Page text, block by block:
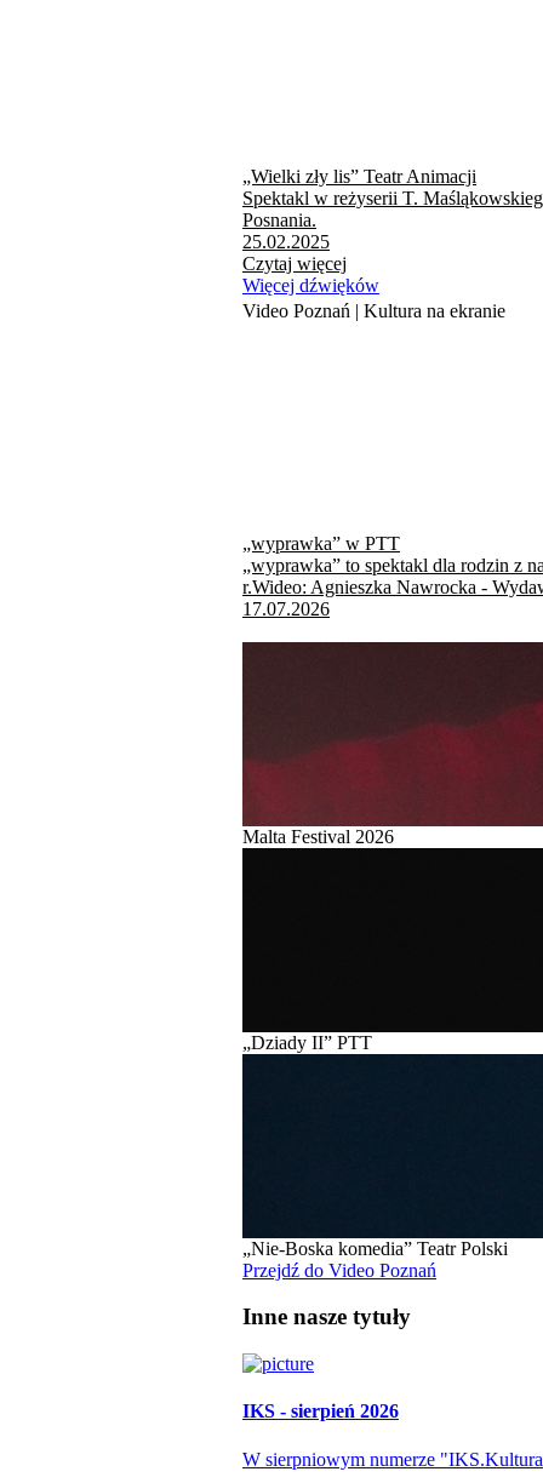
„Wielki zły lis” Teatr Animacji
Spektakl w reżyserii T.
Posnania.
25.02.2025
Czytaj więcej
Więcej dźwięków
Video Poznań | Kultura na ekranie
„wyprawka” w PTT
„wyprawka” to spektakl dla rodzin z
r.Wideo: Agnieszka Nawrocka -
17.07.2026
Malta Festival 2026
„Dziady II” PTT
„Nie-Boska komedia” Teatr Polski
Przejdź do Video Poznań
Inne nasze tytuły
IKS - sierpień 2026
W sierpniowym numerze